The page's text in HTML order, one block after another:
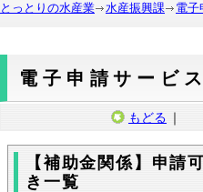
とっとりの水産業
水産振興課 電子
電子申請サービス
もどる ｜
【補助金関係】申請
き一覧